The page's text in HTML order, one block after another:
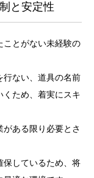
と安定性
ことがない未経験の
行ない、道具の名前
ため、着実にスキ
ある限り必要とさ
保しているため、将